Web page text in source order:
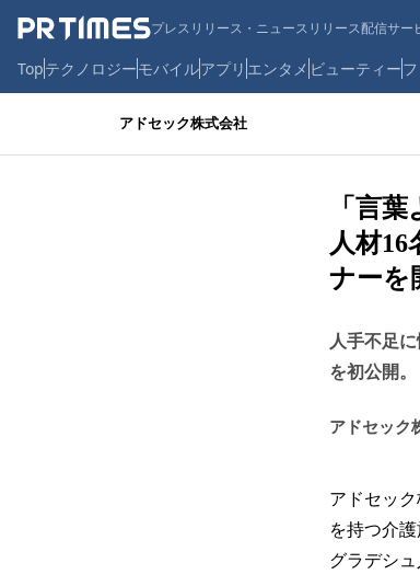
プレスリリース・ニュースリリース配信サー
Topテクノロジーモバイルアプリ エンタメ ビューティー
アドセック株式会社
「言
人材
ナーを
人手不足
を初公開。
アドセック
アドセッ
を持つ介
グラデシ